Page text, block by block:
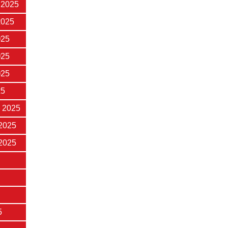
2025